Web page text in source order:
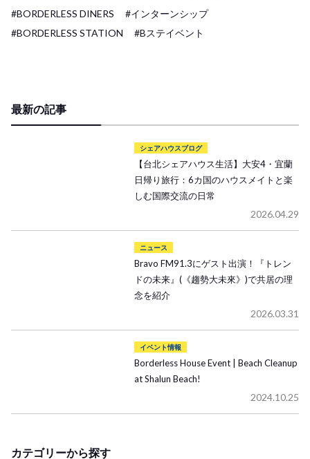
#BORDERLESS DINERS
#インターンシップ
#BORDERLESS STATION
#Bステイベント
最新の記事
シェアハウスブログ
【台北シェアハウス生活】大安4・宜蘭
日帰り旅行：6カ国のハウスメイトと楽
しむ国際交流の日常
2026.04.29
ニュース
Bravo FM91.3にゲスト出演！『トレン
ドの未来』(《趨勢大未來》)で共居の理
念を紹介
2026.03.31
イベント情報
Borderless House Event | Beach Cleanup
at Shalun Beach!
2024.10.25
カテゴリーから探す